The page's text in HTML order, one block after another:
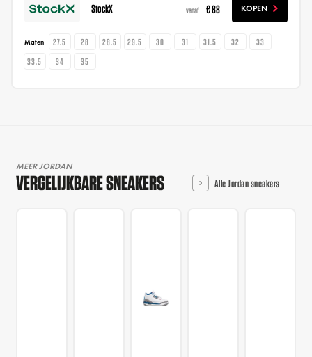
StockX vanaf € 88 KOPEN
Maten 27.5 28 28.5 29.5 30 31 31.5 32
33
33.5
34 35
MEER JORDAN
VERGELIJKBARE SNEAKERS Alle Jordan sneakers